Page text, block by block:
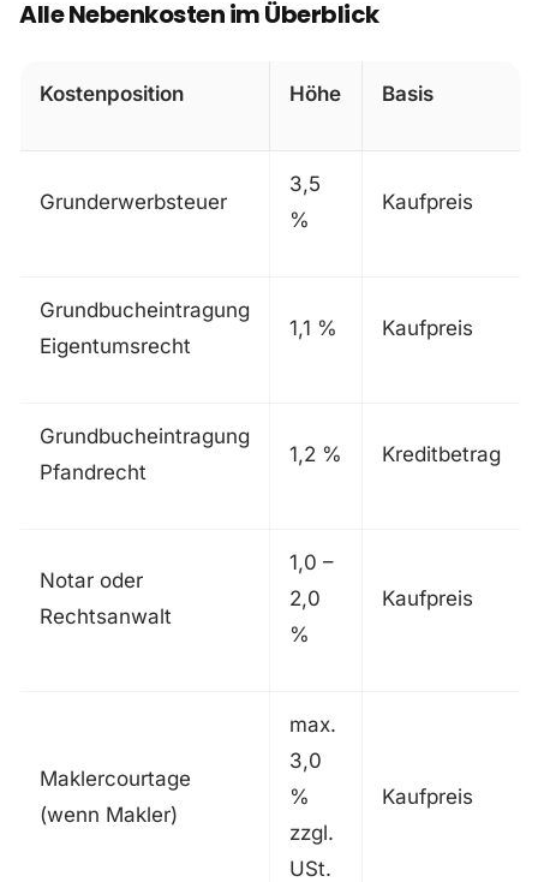
Alle Nebenkosten im Überblick
Kostenposition Höhe Basis
Grunderwerbsteuer
3,5
%
Kaufpreis
Grundbucheintragung
Eigentumsrecht
1,1 % Kaufpreis
Grundbucheintragung
Pfandrecht
1,2 % Kreditbetrag
Notar oder
Rechtsanwalt
1,0 –
2,0
%
Kaufpreis
Maklercourtage
(wenn Makler)
max.
3,0
%
zzgl.
USt.
Kaufpreis